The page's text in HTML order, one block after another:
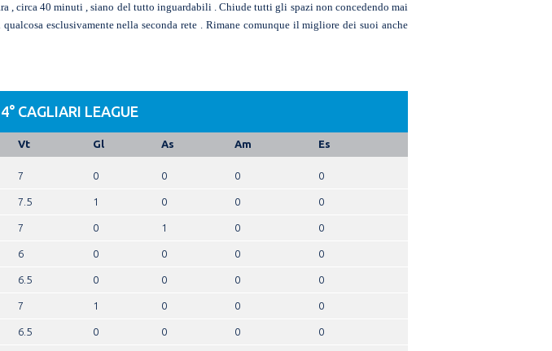
, circa 40 minuti , siano del tutto inguardabili . Chiude tutti gli spazi non concedendo mai
esclusivamente nella seconda rete . Rimane comunque il migliore dei suoi anche
CAGLIARI LEAGUE
Vt Gl As Am Es
7 0 0 0 0
7.5 1 0 0 0
7 0 1 0 0
6 0 0 0 0
6.5 0 0 0 0
7 1 0 0 0
6.5 0 0 0 0